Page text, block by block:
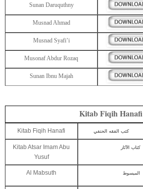
Sunan Daruquthny
Musnad Ahmad
Musnad Syafi’i
Musonaf Abdur Rozaq
Sunan Ibnu Majah
Kitab Fiqih Hanafi
Kitab Fiqih Hanafi كتب الفقه الحنفي
Kitab Atsar Imam Abu
Yusuf
كتاب الآثار
Al Mabsuth المبسوط